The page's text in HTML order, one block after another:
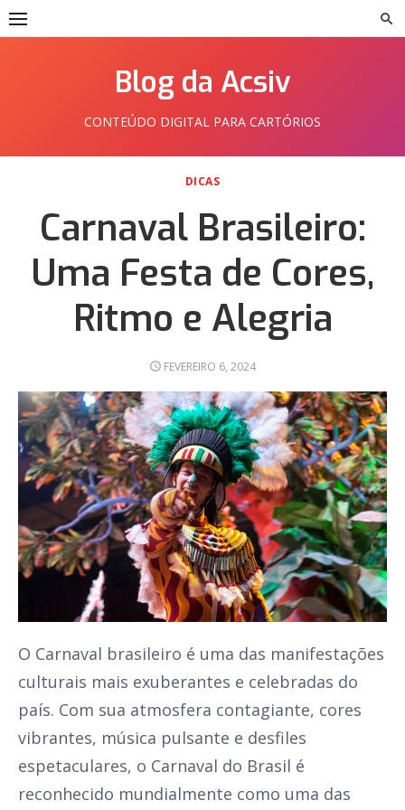
Skip
to
Blog da Acsiv
CONTEÚDO DIGITAL PARA CARTÓRIOS
DICAS
Carnaval Brasileiro:
Uma Festa de Cores,
Ritmo e Alegria
POSTED
FEVEREIRO 6, 2024
O Carnaval brasileiro é uma das manifestações
culturais mais exuberantes e celebradas do
país. Com sua atmosfera contagiante, cores
vibrantes, música pulsante e desfiles
espetaculares, o Carnaval do Brasil é
reconhecido mundialmente como uma das